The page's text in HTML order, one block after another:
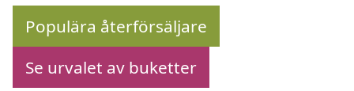
Populära återförsäljare
Se urvalet av buketter